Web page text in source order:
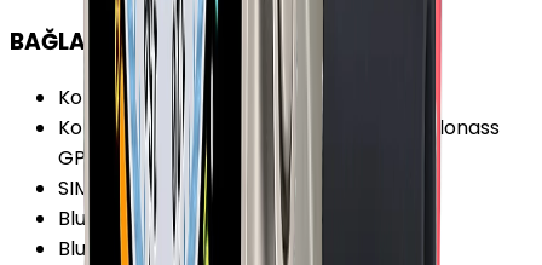
BAĞLANTILAR
Konum Bilgisi: Var
Konum Bilgisi Özellikleri:BeiDou Galileo Glonass
GPS QZSS
SIM Desteği :Yok
Bluetooth : Var
Bluetooth Versiyonu
5.3